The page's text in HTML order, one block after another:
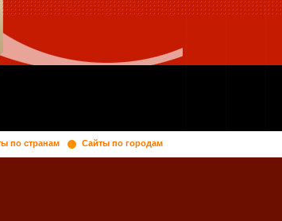
по странам
Сайты по городам